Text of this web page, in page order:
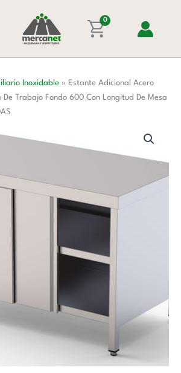
0
Inoxidable » Estante Adicional Acero
De Trabajo Fondo 600 Con Longitud De Mesa